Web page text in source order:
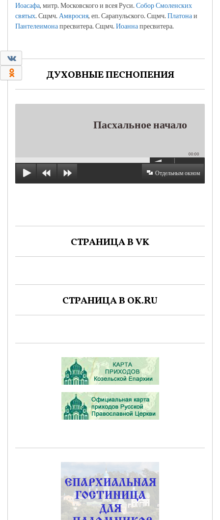
0
Иоасафа, митр. Московского и всея Руси.Собор Смоленских
святых. Сщмч. Амвросия, еп. Сарапульского. Сщмч.Платонаи
Пантелеимонапресвитера. Сщмч.Иоаннапресвитера.
ДУХОВНЫЕ ПЕСНОПЕНИЯ
Пасхальное начало
00:00
Отдельным окном
СТРАНИЦА В VK
СТРАНИЦА В OK.RU